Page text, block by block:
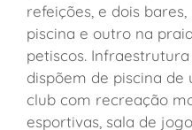
refeições, e dois
piscina e outro na
petiscos.
dispõem de piscina de
club com recreação
esportivas, sala de